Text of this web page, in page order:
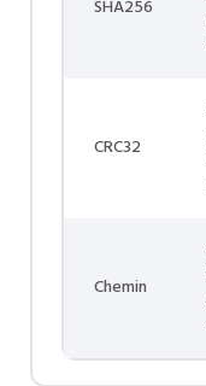
SHA256
CRC32
Chemin